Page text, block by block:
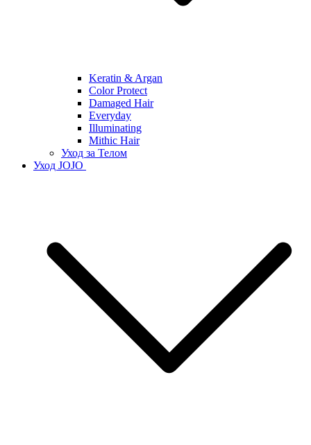
Keratin & Argan
Color Protect
Damaged Hair
Everyday
Illuminating
Mithic Hair
Уход за Телом
Уход JOJO